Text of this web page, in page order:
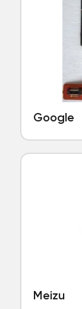
Google
Meizu